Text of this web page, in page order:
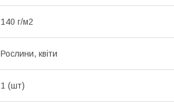
140 г/м2
Рослини, квіти
1 (шт)